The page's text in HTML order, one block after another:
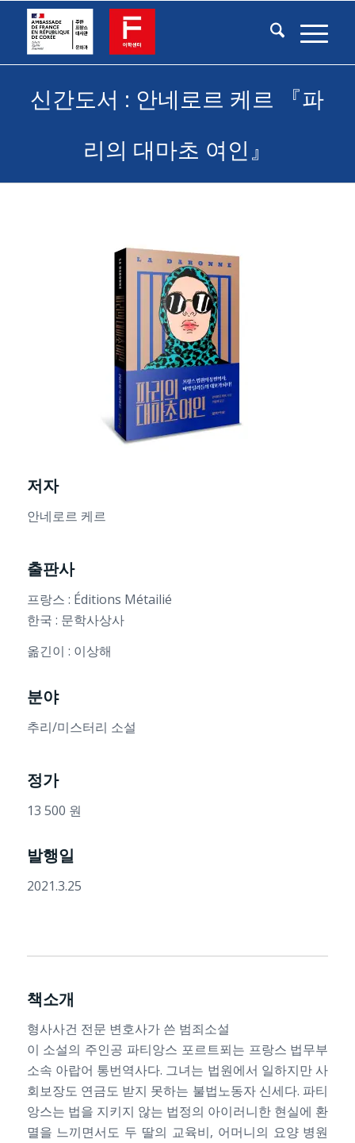
신간도서 : 안네로르 케르 『파
리의 대마초 여인』
저자
안네로르 케르
출판사
프랑스 : Éditions Métailié
한국 : 문학사상사
옮긴이 : 이상해
분야
추리/미스터리 소설
정가
13 500 원
발행일
2021.3.25
책소개
형사사건 전문 변호사가 쓴 범죄소설
이 소설의 주인공 파티앙스 포르트푀는 프랑스 법무부
소속 아랍어 통번역사다. 그녀는 법원에서 일하지만 사
회보장도 연금도 받지 못하는 불법노동자 신세다. 파티
앙스는 법을 지키지 않는 법정의 아이러니한 현실에 환
멸을 느끼면서도 두 딸의 교육비, 어머니의 요양 병원